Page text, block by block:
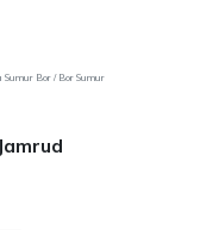
Bor / Bor Sumur